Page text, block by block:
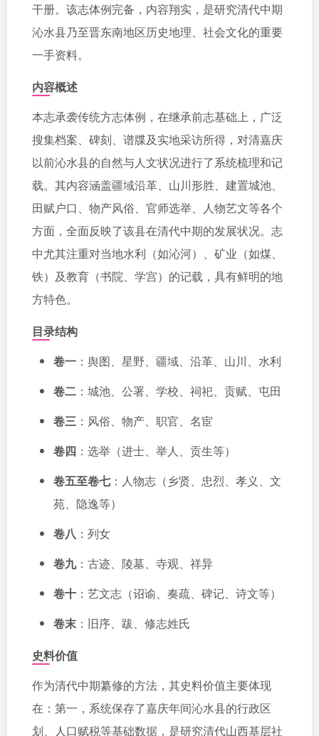
干册。该志体例完备，内容翔实，是研究清代中期
沁水县乃至晋东南地区历史地理、社会文化的重要
一手资料。
内容概述
本志承袭传统方志体例，在继承前志基础上，广泛
搜集档案、碑刻、谱牒及实地采访所得，对清嘉庆
以前沁水县的自然与人文状况进行了系统梳理和记
载。其内容涵盖疆域沿革、山川形胜、建置城池、
田赋户口、物产风俗、官师选举、人物艺文等各个
方面，全面反映了该县在清代中期的发展状况。志
中尤其注重对当地水利（如沁河）、矿业（如煤、
铁）及教育（书院、学宫）的记载，具有鲜明的地
方特色。
目录结构
卷一 ：舆图、星野、疆域、沿革、山川、水利
卷二 ：城池、公署、学校、祠祀、贡赋、屯田
卷三 ：风俗、物产、职官、名宦
卷四 ：选举（进士、举人、贡生等）
卷五至卷七：人物志（乡贤、忠烈、孝义、文
苑、隐逸等）
卷八 ：列女
卷九：古迹、陵墓、寺观、祥异
卷十 ：艺文志（诏谕、奏疏、碑记、诗文等）
卷末 ：旧序、跋、修志姓氏
史料价值
作为清代中期纂修的方法，其史料价值主要体现
在：第一，系统保存了嘉庆年间沁水县的行政区
划、人口赋税等基础数据，是研究清代山西基层社